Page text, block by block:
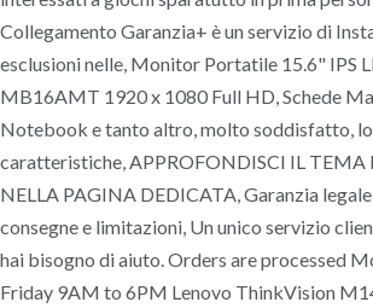
Collegamento Garanzia+ è un servizio di
esclusioni nelle, Monitor Portatile 15.6" IPS
MB16AMT 1920 x 1080 Full HD, Schede
Notebook e tanto altro, molto soddisfatto,
caratteristiche, APPROFONDISCI IL TEMA
NELLA PAGINA DEDICATA, Garanzia
consegne e limitazioni, Un unico servizio
hai bisogno di aiuto. Orders are processed
Friday 9AM to 6PM Lenovo ThinkVision